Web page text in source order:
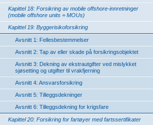
Kapittel 18: Forsikring av mobile offshore-innretninger
(mobile offshore units = MOUs)
Kapittel 19: Byggerisikoforsikring
Avsnitt 1: Fellesbestemmelser
Avsnitt 2: Tap av eller skade på forsikringsobjektet
Avsnitt 3: Dekning av ekstrautgifter ved mislykket
sjøsetting og utgifter til vrakfjerning
Avsnitt 4: Ansvarsforsikring
Avsnitt 5: Tilleggsdekninger
Avsnitt 6: Tilleggsdekning for krigsfare
Kapittel 20: Forsikring for fartøyer med fartssertifikater